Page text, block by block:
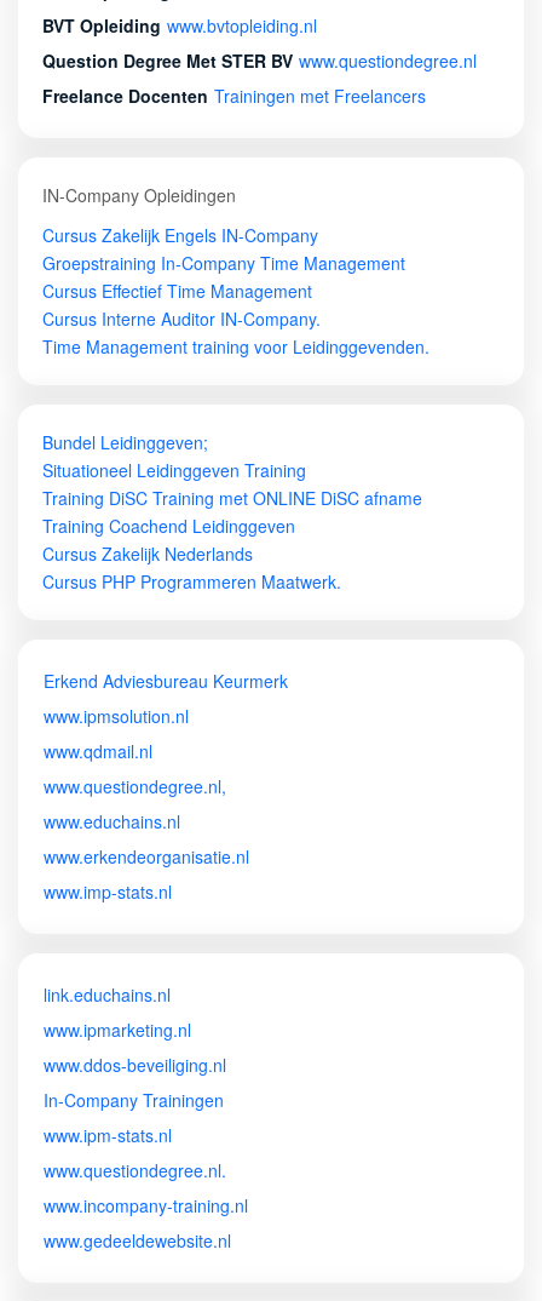
BVT Opleiding www.bvtopleiding.nl
Question Degree Met STER BV www.questiondegree.nl
Freelance Docenten Trainingen met Freelancers
IN-Company Opleidingen
Cursus Zakelijk Engels IN-Company
Groepstraining In-Company Time Management
Cursus Effectief Time Management
Cursus Interne Auditor IN-Company.
Time Management training voor Leidinggevenden.
Bundel Leidinggeven;
Situationeel Leidinggeven Training
Training DiSC Training met ONLINE DiSC afname
Training Coachend Leidinggeven
Cursus Zakelijk Nederlands
Cursus PHP Programmeren Maatwerk.
Erkend Adviesbureau Keurmerk
www.ipmsolution.nl
www.qdmail.nl
www.questiondegree.nl,
www.educhains.nl
www.erkendeorganisatie.nl
www.imp-stats.nl
link.educhains.nl
www.ipmarketing.nl
www.ddos-beveiliging.nl
In-Company Trainingen
www.ipm-stats.nl
www.questiondegree.nl.
www.incompany-training.nl
www.gedeeldewebsite.nl